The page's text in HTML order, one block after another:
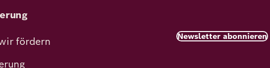
fördern
Newsletter abonnieren